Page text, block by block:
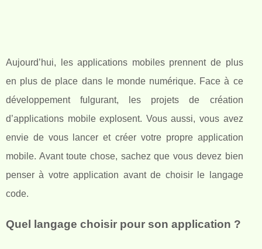
Aujourd’hui, les applications mobiles prennent de plus
en plus de place dans le monde numérique. Face à ce
développement fulgurant, les projets de création
d’applications mobile explosent. Vous aussi, vous avez
envie de vous lancer et créer votre propre application
mobile. Avant toute chose, sachez que vous devez bien
penser à votre application avant de choisir le langage
code.
Quel langage choisir pour son application ?